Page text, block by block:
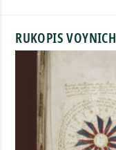
RUKOPIS VOYNICH